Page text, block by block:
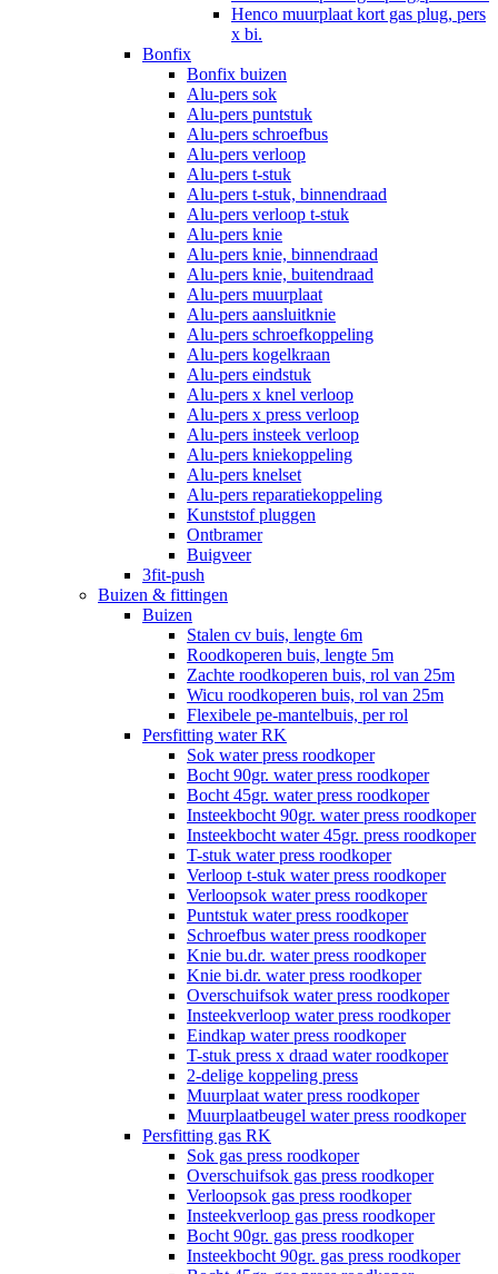
Henco muurplaat kort gas plug, pers
x bi.
Bonfix
Bonfix buizen
Alu-pers sok
Alu-pers puntstuk
Alu-pers schroefbus
Alu-pers verloop
Alu-pers t-stuk
Alu-pers t-stuk, binnendraad
Alu-pers verloop t-stuk
Alu-pers knie
Alu-pers knie, binnendraad
Alu-pers knie, buitendraad
Alu-pers muurplaat
Alu-pers aansluitknie
Alu-pers schroefkoppeling
Alu-pers kogelkraan
Alu-pers eindstuk
Alu-pers x knel verloop
Alu-pers x press verloop
Alu-pers insteek verloop
Alu-pers kniekoppeling
Alu-pers knelset
Alu-pers reparatiekoppeling
Kunststof pluggen
Ontbramer
Buigveer
3fit-push
Buizen & fittingen
Buizen
Stalen cv buis, lengte 6m
Roodkoperen buis, lengte 5m
Zachte roodkoperen buis, rol van 25m
Wicu roodkoperen buis, rol van 25m
Flexibele pe-mantelbuis, per rol
Persfitting water RK
Sok water press roodkoper
Bocht 90gr. water press roodkoper
Bocht 45gr. water press roodkoper
Insteekbocht 90gr. water press roodkoper
Insteekbocht water 45gr. press roodkoper
T-stuk water press roodkoper
Verloop t-stuk water press roodkoper
Verloopsok water press roodkoper
Puntstuk water press roodkoper
Schroefbus water press roodkoper
Knie bu.dr. water press roodkoper
Knie bi.dr. water press roodkoper
Overschuifsok water press roodkoper
Insteekverloop water press roodkoper
Eindkap water press roodkoper
T-stuk press x draad water roodkoper
2-delige koppeling press
Muurplaat water press roodkoper
Muurplaatbeugel water press roodkoper
Persfitting gas RK
Sok gas press roodkoper
Overschuifsok gas press roodkoper
Verloopsok gas press roodkoper
Insteekverloop gas press roodkoper
Bocht 90gr. gas press roodkoper
Insteekbocht 90gr. gas press roodkoper